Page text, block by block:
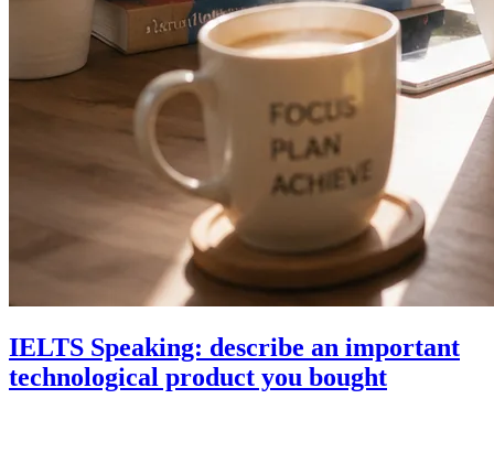
IELTS Speaking: describe an important
technological product you bought